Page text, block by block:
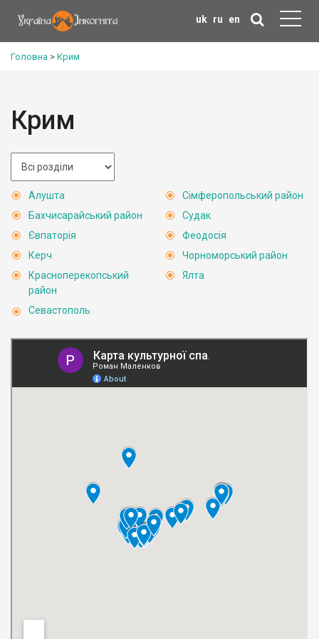
uk ru en
Головна > Крим
Крим
Алушта
Бахчисарайський район
Євпаторія
Керч
Красноперекопський
район
Севастополь
Сімферопольський район
Судак
Феодосія
Чорноморський район
Ялта